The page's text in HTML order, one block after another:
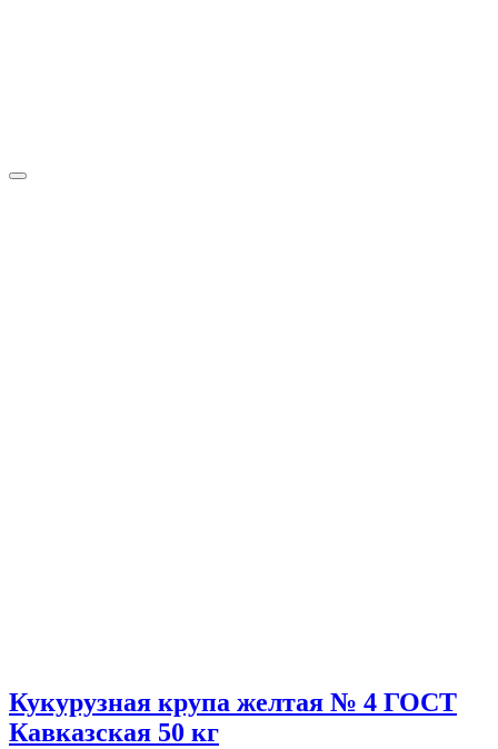
Кукурузная крупа желтая № 4 ГОСТ
Кавказская 50 кг